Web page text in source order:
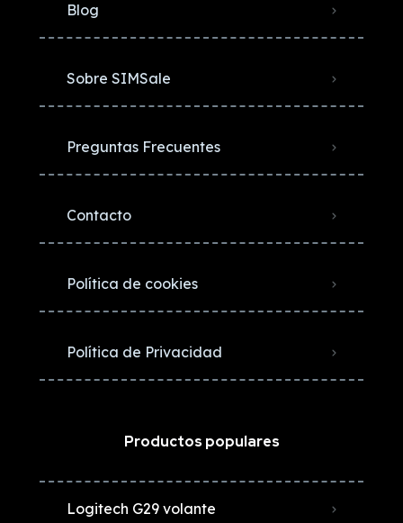
Blog
Sobre SIMSale
Preguntas Frecuentes
Contacto
Política de cookies
Política de Privacidad
Productos populares
Logitech G29 volante